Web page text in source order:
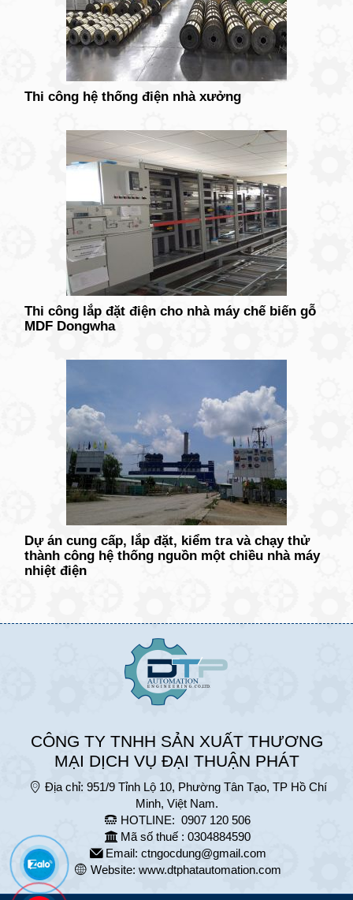
Thi công hệ thống điện nhà xưởng
Thi công lắp đặt điện cho nhà máy chế biến gỗ
MDF Dongwha
Dự án cung cấp, lắp đặt, kiểm tra và chạy thử
thành công hệ thống nguồn một chiều nhà máy
nhiệt điện
CÔNG TY TNHH SẢN XUẤT THƯƠNG
MẠI DỊCH VỤ ĐẠI THUẬN PHÁT
Địa chỉ: 951/9 Tỉnh Lộ 10, Phường Tân Tạo, TP Hồ Chí
Minh, Việt Nam.
HOTLINE: 0907 120 506
Mã số thuế : 0304884590
Email: ctngocdung@gmail.com
Website: www.dtphatautomation.com